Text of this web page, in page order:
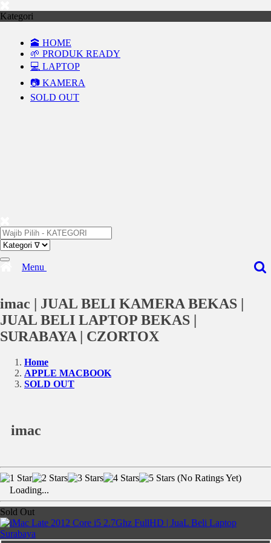
Kategori
🕋 HOME
🌱 PRODUK READY
💻 LAPTOP
📷 KAMERA
SOLD OUT
Menu
imac | JUAL BELI KAMERA BEKAS |
JUAL BELI LAPTOP BEKAS |
SURABAYA | CZORTOX
Home
APPLE MACBOOK
SOLD OUT
imac
(No Ratings Yet)
Loading...
Sold Out